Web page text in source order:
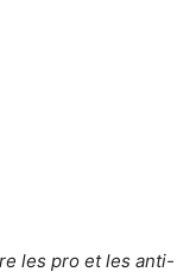
les pro et les anti-